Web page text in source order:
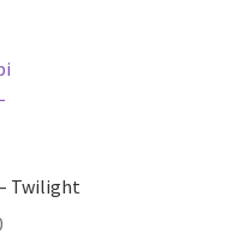
Twilight